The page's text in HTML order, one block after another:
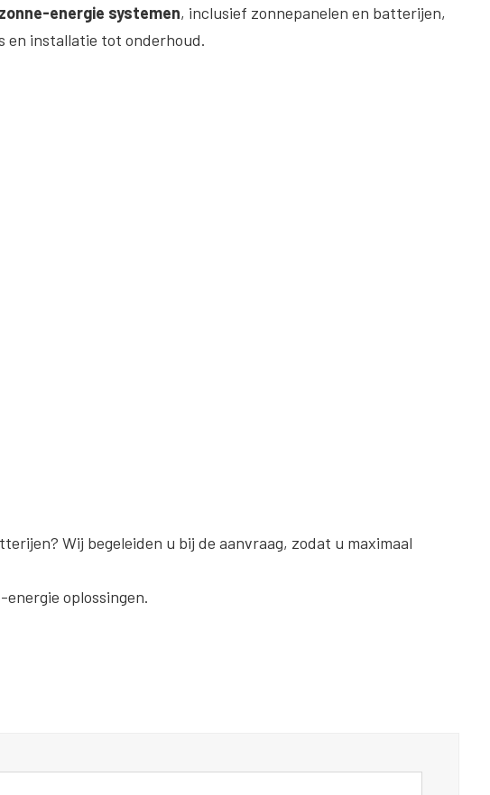
zonne-energie systemen, inclusief zonnepanelen en batterijen,
en installatie tot onderhoud.
Wij begeleiden u bij de aanvraag, zodat u maximaal
oplossingen.